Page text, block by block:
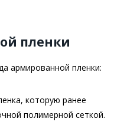
пленки
армированной пленки:
которую ранее
полимерной сеткой.